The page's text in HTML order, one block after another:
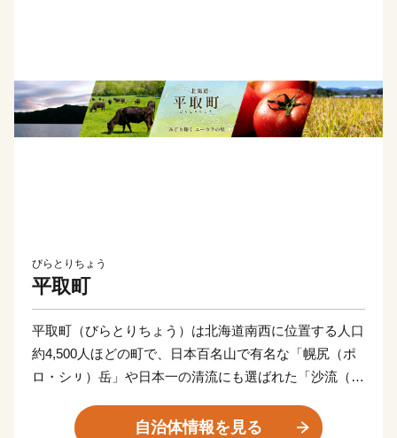
びらとりちょう
平取町
平取町（びらとりちょう）は北海道南西に位置する人口
約4,500人ほどの町で、日本百名山で有名な「幌尻（ポ
ロ・シㇼ）岳」や日本一の清流にも選ばれた「沙流（さ
るまちです。
自治体情報を見る